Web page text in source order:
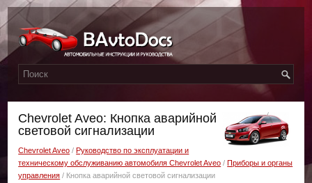
Chevrolet Aveo: Кнопка аварийной
световой сигнализации
Chevrolet Aveo /Руководство по эксплуатации и
техническому обслуживанию автомобиля Chevrolet Aveo /Приборы и органы
управления / Кнопка аварийной световой сигнализации